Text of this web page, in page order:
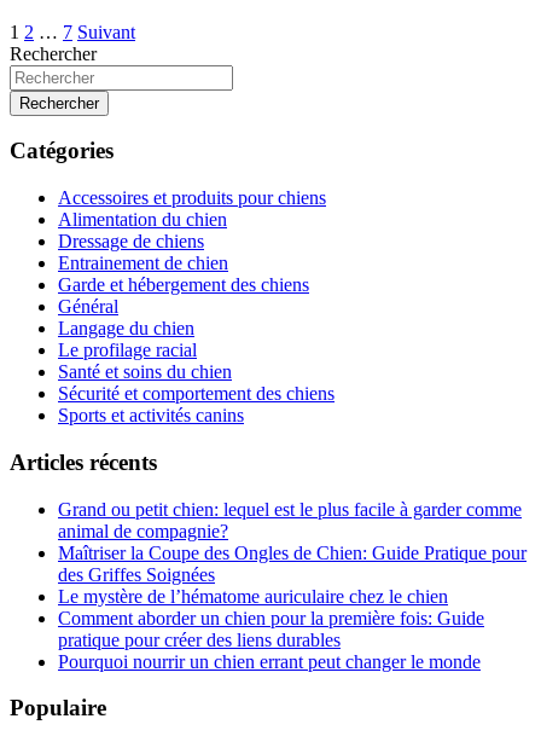
1 2 … 7 Suivant
Rechercher
Rechercher
Catégories
Accessoires et produits pour chiens
Alimentation du chien
Dressage de chiens
Entrainement de chien
Garde et hébergement des chiens
Général
Langage du chien
Le profilage racial
Santé et soins du chien
Sécurité et comportement des chiens
Sports et activités canins
Articles récents
Grand ou petit chien: lequel est le plus facile à garder comme
animal de compagnie?
Maîtriser la Coupe des Ongles de Chien: Guide Pratique pour
des Griffes Soignées
Le mystère de l’hématome auriculaire chez le chien
Comment aborder un chien pour la première fois: Guide
pratique pour créer des liens durables
Pourquoi nourrir un chien errant peut changer le monde
Populaire